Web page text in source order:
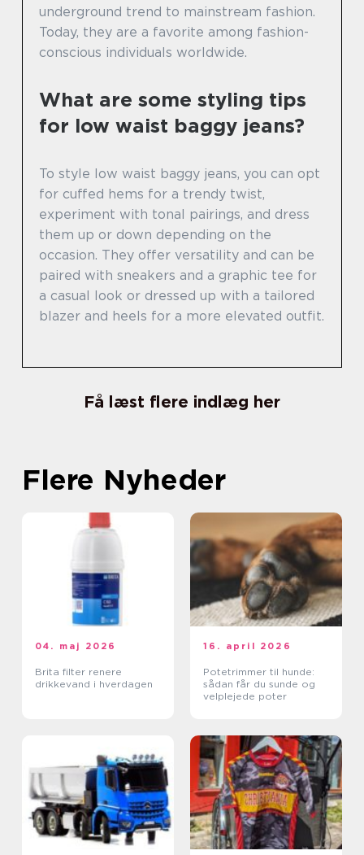
underground trend to mainstream fashion.
Today, they are a favorite among fashion-
conscious individuals worldwide.
What are some styling tips
for low waist baggy jeans?
To style low waist baggy jeans, you can opt
for cuffed hems for a trendy twist,
experiment with tonal pairings, and dress
them up or down depending on the
occasion. They offer versatility and can be
paired with sneakers and a graphic tee for
a casual look or dressed up with a tailored
blazer and heels for a more elevated outfit.
Få læst flere indlæg her
Flere Nyheder
04. maj 2026
Brita filter renere
drikkevand i hverdagen
16. april 2026
Potetrimmer til hunde:
sådan får du sunde og
velplejede poter